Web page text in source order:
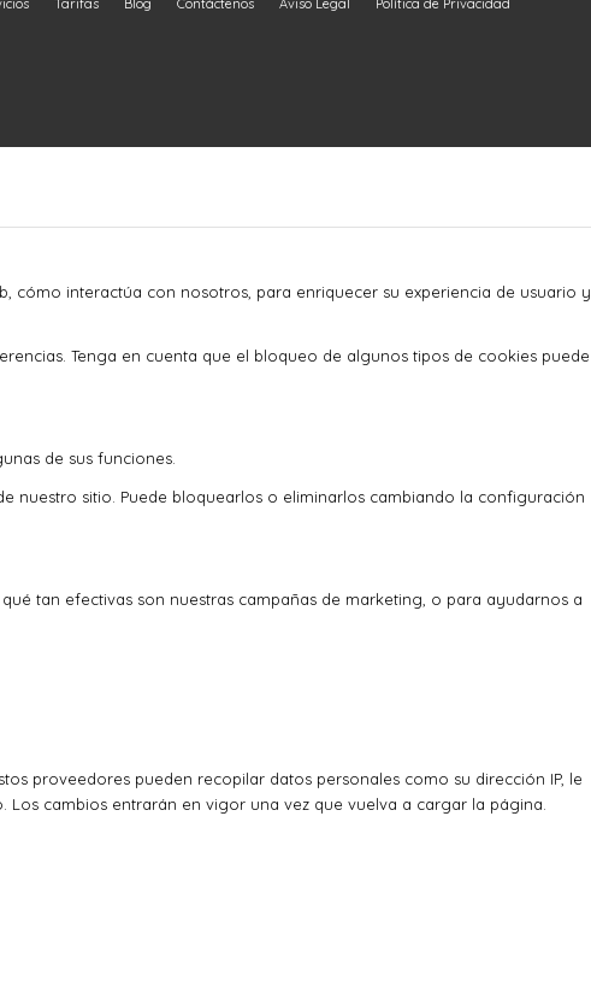
Tarifas Blog Contáctenos Aviso Legal Política de Privacidad
cómo interactúa con nosotros, para enriquecer su experiencia de usuario y
Tenga en cuenta que el bloqueo de algunos tipos de cookies puede
de sus funciones.
nuestro sitio. Puede bloquearlos o eliminarlos cambiando la configuración
tan efectivas son nuestras campañas de marketing, o para ayudarnos a
proveedores pueden recopilar datos personales como su dirección IP, le
cambios entrarán en vigor una vez que vuelva a cargar la página.